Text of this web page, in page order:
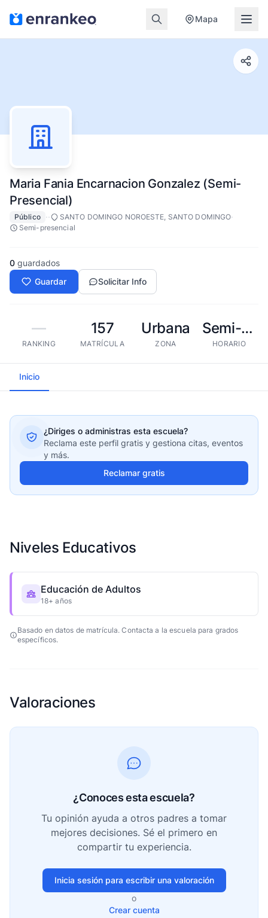
Mapa
Maria Fania Encarnacion Gonzalez (Semi-
Presencial)
Público ·· SANTO DOMINGO NOROESTE, SANTO DOMINGO·
Semi-presencial
0 guardados
Guardar
Solicitar Info
—
RANKING
157
MATRÍCULA
Urbana
ZONA
Semi-presencial
HORARIO
Inicio
¿Diriges o administras esta escuela?
Reclama este perfil gratis y gestiona citas, eventos
y más.
Reclamar gratis
Niveles Educativos
Educación de Adultos
18+ años
Basado en datos de matrícula. Contacta a la escuela para grados
específicos.
Valoraciones
¿Conoces esta escuela?
Tu opinión ayuda a otros padres a tomar
mejores decisiones. Sé el primero en
compartir tu experiencia.
Inicia sesión para escribir una valoración
o
Crear cuenta